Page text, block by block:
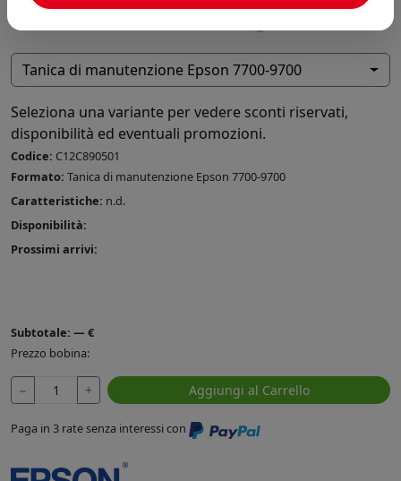
Tanica di manutenzione Epson 7700-9700
Seleziona una variante per vedere sconti riservati,
disponibilità ed eventuali promozioni.
Codice: C12C890501
Formato: Tanica di manutenzione Epson 7700-9700
Caratteristiche: n.d.
Disponibilità:
Prossimi arrivi:
Subtotale: —€
Prezzo bobina:
− + Aggiungi al Carrello
Paga in 3 rate senza interessi con